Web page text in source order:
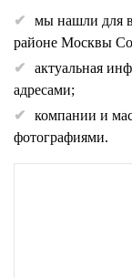
мы нашли для
районе Москвы
актуальная
адресами;
компании и
фотографиями.